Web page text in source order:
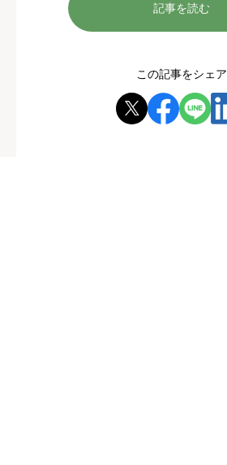
記事を読む
この記事をシェア